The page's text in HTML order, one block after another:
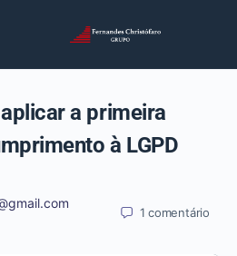
a primeira
à LGPD
1comentário